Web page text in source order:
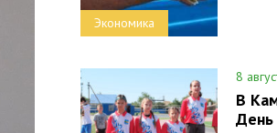
Экономика
8
В
День